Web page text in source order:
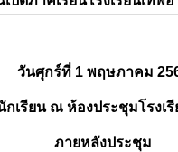
วันศุกร์ที่ 1 พฤษภาคม
เรียน ณ ห้องประชุมโรงเรี
ภายหลังประชุม